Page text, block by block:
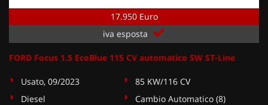
17.950 Euro
iva esposta
FORD Focus 1.5 EcoBlue 115 CV automatico SW ST-Line
Usato, 09/2023
85 KW/116 CV
Diesel
Cambio Automatico (8)